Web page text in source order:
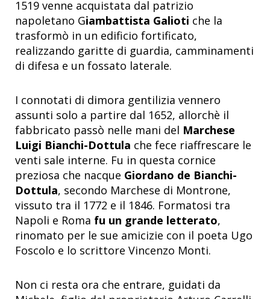
1519 venne acquistata dal patrizio
napoletano Giambattista Galioti che la
trasformò in un edificio fortificato,
realizzando garitte di guardia, camminamenti
di difesa e un fossato laterale.
I connotati di dimora gentilizia vennero
assunti solo a partire dal 1652, allorchè il
fabbricato passò nelle mani del Marchese
Luigi Bianchi-Dottula che fece riaffrescare le
venti sale interne. Fu in questa cornice
preziosa che nacque Giordano de Bianchi-
Dottula, secondo Marchese di Montrone,
vissuto tra il 1772 e il 1846. Formatosi tra
Napoli e Roma fu un grande letterato,
rinomato per le sue amicizie con il poeta Ugo
Foscolo e lo scrittore Vincenzo Monti.
Non ci resta ora che entrare, guidati da